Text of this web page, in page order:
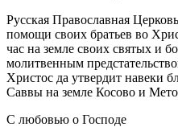
Русская Православная
помощи своих братьев во
час на земле своих святых и
молитвенным
Христос да утвердит навеки
Саввы на земле Косово и
С любовью о Господе